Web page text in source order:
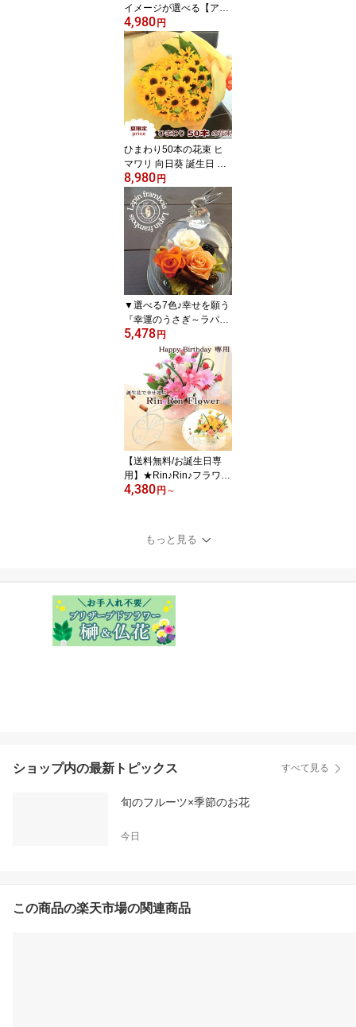
イメージが選べる【アニ
マルバスケットアレン
ジ】入園 入学 卒園 卒業
退職 父の日 送料無料 季
節の花 おまかせ 結婚 出
産 開店 お見舞い ペット
イヌ ネコ ひつじ ブタ か
わいい 即日発送 画像配
信 [生花アレンジメント]
4,980円
ひまわり50本の花束 ヒ
マワリ 向日葵 誕生日 父
の日 開店 オープン 結婚
記念日 お祝い フラワー
お見舞い お中元 暑中見
舞い 送別 退職 祝い 送別
花 プレゼント [花束]
8,980円
▼選べる7色♪幸せを願う
『幸運のうさぎ～ラパ
ン・フランボワーズ』プ
リザーブドフラワー 送料
無料 ガラスドーム ギフ
ト 誕生日 記念日 ホワイ
トデー 成人の日 運気 風
水 インテリア プレゼン
ト 贈り物 [プリザーブド
フラワー]
5,478円
【送料無料/お誕生日専
用】★Rin♪Rin♪フラワー
誕生花 アレンジメント
ギフト 御祝 お祝い 画像
配信OK [生花アレンジメ
4,380円 ～
もっと見る
ショップ内の最新トピックス すべて見る
旬のフルーツ×季節のお花
今日
この商品の楽天市場の関連商品